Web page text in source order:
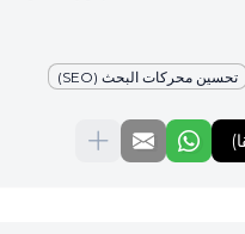
تحسين محركات البحث (SEO)